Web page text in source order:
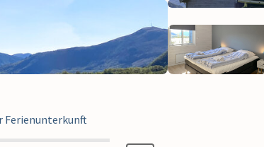
Ferienunterkunft